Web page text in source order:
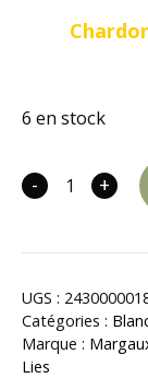
6 en stock
- +
UGS :
Catégories :
Marque :
Lies